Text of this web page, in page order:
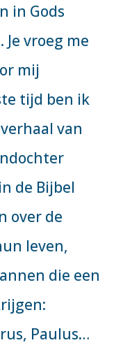
in Gods
vroeg me
mij
tijd ben ik
van
de Bijbel
over de
leven,
die een
Paulus…